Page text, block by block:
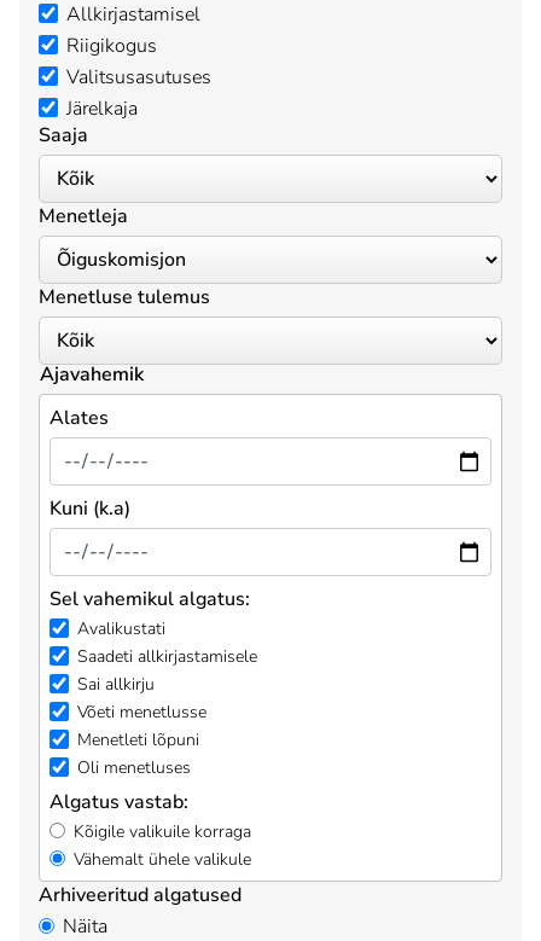
Allkirjastamisel
Riigikogus
Valitsusasutuses
Järelkaja
Saaja
Menetleja
Menetluse tulemus
Ajavahemik
Alates
Kuni (k.a)
Sel vahemikul algatus:
Avalikustati
Saadeti allkirjastamisele
Sai allkirju
Võeti menetlusse
Menetleti lõpuni
Oli menetluses
Algatus vastab:
Kõigile valikuile korraga
Vähemalt ühele valikule
Arhiveeritud algatused
Näita